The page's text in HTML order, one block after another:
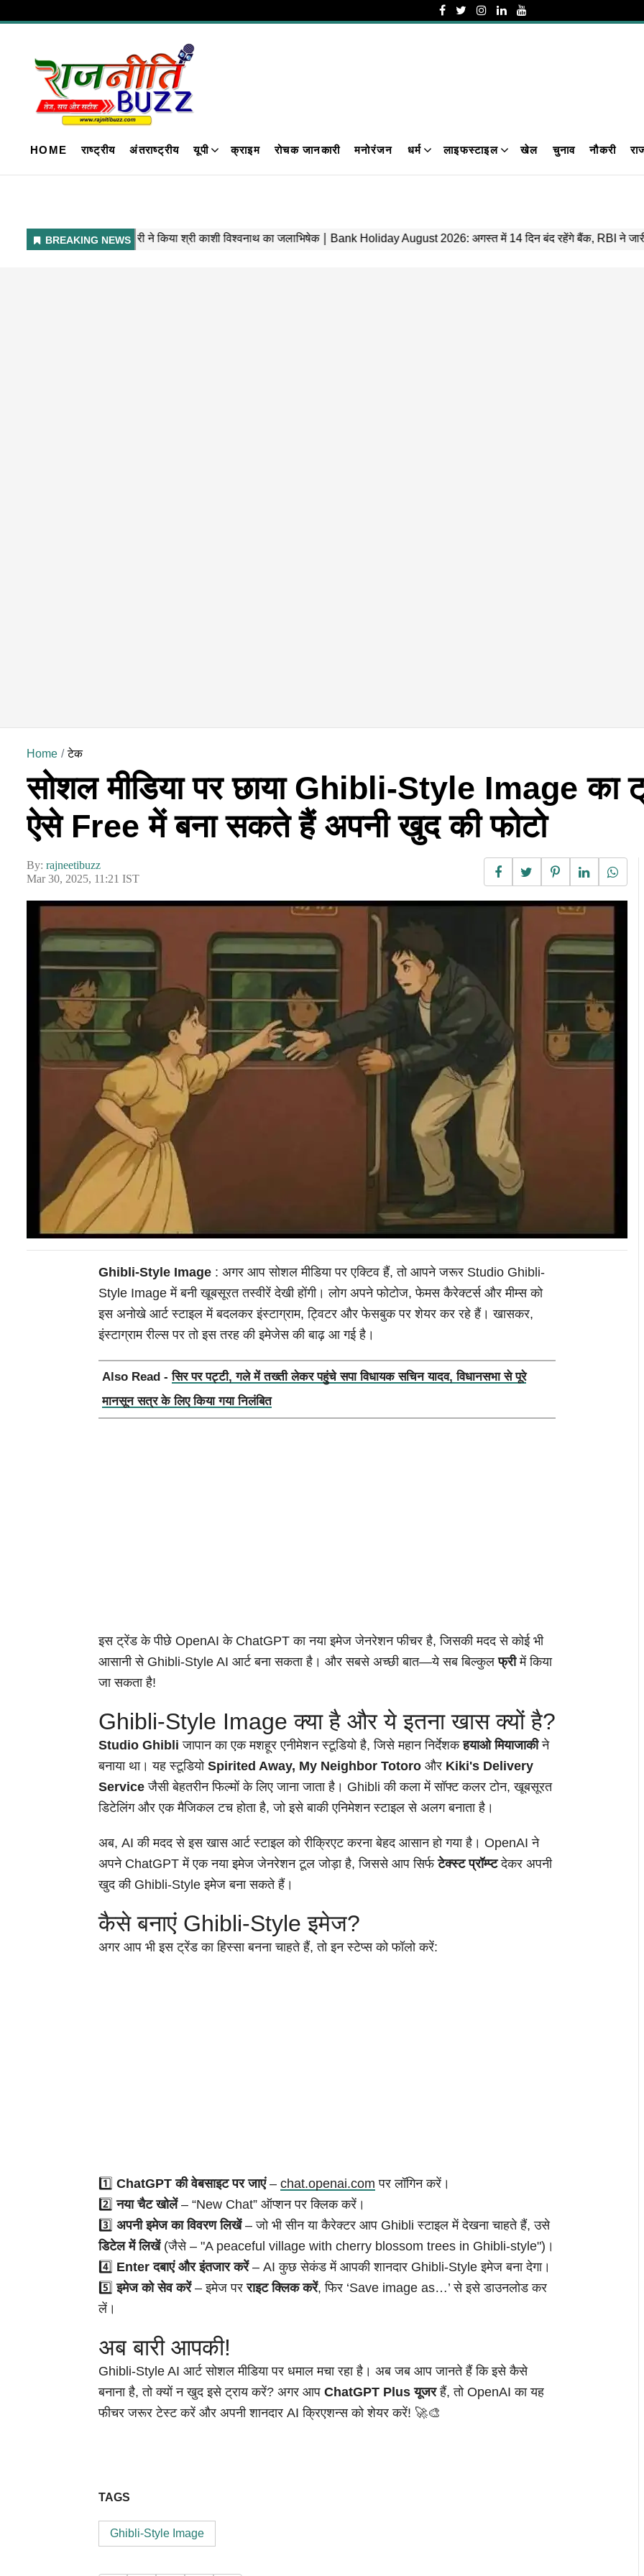
HOME राष्ट्रीय अंतराष्ट्रीय यूपी क्राइम रोचक जानकारी मनोरंजन धर्म लाइफस्टाइल खेल चुनाव नौकरी
Home टेक
सोशल मीडिया पर छाया Ghibli-Style Image का
ऐसे Free में बना सकते हैं अपनी खुद की फोटो
By: rajneetibuzz
Mar 30, 2025, 11:21 IST
Ghibli-Style Image : अगर आप सोशल मीडिया पर एक्टिव हैं, तो आपने जरूर Studio Ghibli-
Style Image में बनी खूबसूरत तस्वीरें देखी होंगी। लोग अपने फोटोज, फेमस कैरेक्टर्स और मीम्स को
इस अनोखे आर्ट स्टाइल में बदलकर इंस्टाग्राम, ट्विटर और फेसबुक पर शेयर कर रहे हैं। खासकर,
इंस्टाग्राम रील्स पर तो इस तरह की इमेजेस की बाढ़ आ गई है।
Also Read -सिर पर पट्टी, गले में तख्ती लेकर पहुंचे सपा विधायक सचिन यादव, विधानसभा से पूरे
मानसून सत्र के लिए किया गया निलंबित
इस ट्रेंड के पीछे OpenAI के ChatGPT का नया इमेज जेनरेशन फीचर है, जिसकी मदद से कोई भी
आसानी से Ghibli-Style AI आर्ट बना सकता है। और सबसे अच्छी बात—ये सब बिल्कुलफ्रीमें किया
जा सकता है!
Ghibli-Style Image क्या है और ये इतना खास क्यों है?
Studio Ghibli जापान का एक मशहूर एनीमेशन स्टूडियो है, जिसे महान निर्देशकहयाओ मियाजाकीने
बनाया था। यह स्टूडियो Spirited Away, My Neighbor Totoroऔर Kiki's Delivery
Serviceजैसी बेहतरीन फिल्मों के लिए जाना जाता है। Ghibli की कला में सॉफ्ट कलर टोन, खूबसूरत
डिटेलिंग और एक मैजिकल टच होता है, जो इसे बाकी एनिमेशन स्टाइल से अलग बनाता है।
अब, AI की मदद से इस खास आर्ट स्टाइल को रीक्रिएट करना बेहद आसान हो गया है। OpenAI ने
अपने ChatGPT में एक नया इमेज जेनरेशन टूल जोड़ा है, जिससे आप सिर्फटेक्स्ट प्रॉम्प्टदेकर अपनी
खुद की Ghibli-Style इमेज बना सकते हैं।
कैसे बनाएं Ghibli-Style इमेज?
अगर आप भी इस ट्रेंड का हिस्सा बनना चाहते हैं, तो इन स्टेप्स को फॉलो करें:
1️⃣ ChatGPT की वेबसाइट पर जाएं– chat.openai.com पर लॉगिन करें।
2️⃣नया चैट खोलें– “New Chat” ऑप्शन पर क्लिक करें।
3️⃣ अपनी इमेज का विवरण लिखें– जो भी सीन या कैरेक्टर आप Ghibli स्टाइल में देखना चाहते हैं, उसे
डिटेल में लिखें(जैसे – "A peaceful village with cherry blossom trees in Ghibli-style")।
4️⃣ Enter दबाएं और इंतजार करें– AI कुछ सेकंड में आपकी शानदार Ghibli-Style इमेज बना देगा।
5️⃣इमेज को सेव करें– इमेज परराइट क्लिक करें, फिर ‘Save image as…’ से इसे डाउनलोड कर
लें।
अब बारी आपकी!
Ghibli-Style AI आर्ट सोशल मीडिया पर धमाल मचा रहा है। अब जब आप जानते हैं कि इसे कैसे
बनाना है, तो क्यों न खुद इसे ट्राय करें? अगर आप ChatGPT Plus यूजरहैं, तो OpenAI का यह
फीचर जरूर टेस्ट करें और अपनी शानदार AI क्रिएशन्स को शेयर करें! 🚀🎨
TAGS
Ghibli-Style Image